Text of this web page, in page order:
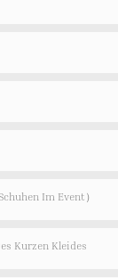
Im Event）
Kurzen Kleides